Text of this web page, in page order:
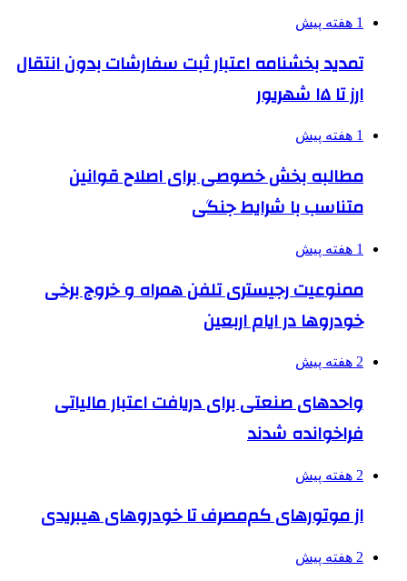
1 هفته پیش
تمدید بخشنامه اعتبار ثبت سفارشات بدون انتقال
ارز تا ۱۵ شهریور
1 هفته پیش
مطالبه بخش خصوصی برای اصلاح قوانین
متناسب با شرایط جنگی
1 هفته پیش
ممنوعیت رجیستری تلفن همراه و خروج برخی
خودروها در ایام اربعین
2 هفته پیش
واحدهای صنعتی برای دریافت اعتبار مالیاتی
فراخوانده شدند
2 هفته پیش
از موتورهای کم‌مصرف تا خودروهای هیبریدی
2 هفته پیش